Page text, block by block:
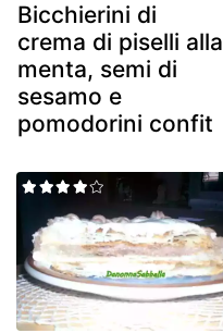
Bicchierini di
crema di piselli alla
menta, semi di
sesamo e
pomodorini confit